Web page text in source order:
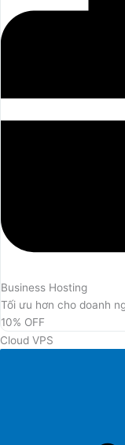
Business Hosting
Tối ưu hơn cho doanh
10% OFF
Cloud VPS